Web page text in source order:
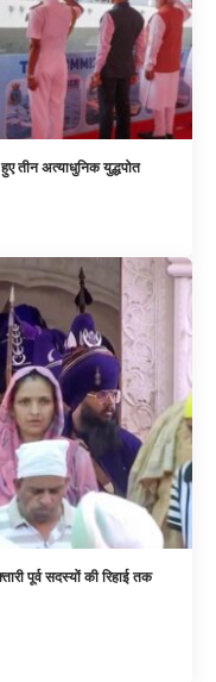
तीन अत्याधुनिक युद्धपोत
पूर्व सदस्यों की रिहाई तक